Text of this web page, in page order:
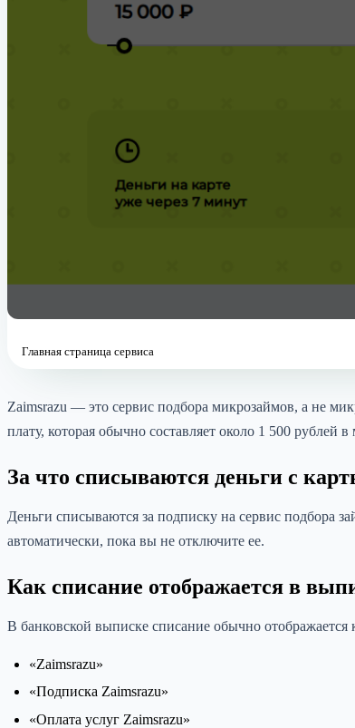
Главная страница сервиса
Zaimsrazu — это сервис подбора микрозаймов, а не
плату, которая обычно составляет около 1 500 рублей в
За что списываются деньги с
Деньги списываются за подписку на сервис подбора
автоматически, пока вы не отключите ее.
Как списание отображается в
В банковской выписке списание обычно отображается
«Zaimsrazu»
«Подписка Zaimsrazu»
«Оплата услуг Zaimsrazu»